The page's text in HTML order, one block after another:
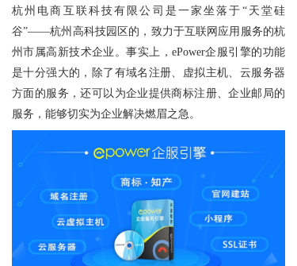
杭州电商互联科技有限公司是一家坐落于“天堂硅
谷”——杭州高科技园区的，致力于互联网应用服务的杭
州市属高新技术企业。事实上，ePower企服引擎的功能
是十分强大的，除了有域名注册、虚拟主机、云服务器
方面的服务，还可以为企业提供商标注册 、企业邮局的
服务，能够切实为企业解决燃眉之急。